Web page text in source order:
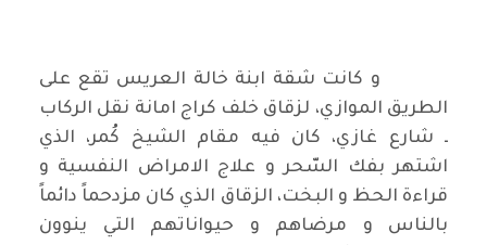
و كانت شقة ابنة خالة العريس تقع على
الطريق الموازي، لزقاق خلف كراج امانة نقل الركاب
ـ شارع غازي، كان فيه مقام الشيخ كُمر، الذي
اشتهر بفك السّحر و علاج الامراض النفسية و
قراءة الحظ و البخت، الزقاق الذي كان مزدحماً دائماً
بالناس و مرضاهم و حيواناتهم التي ينوون